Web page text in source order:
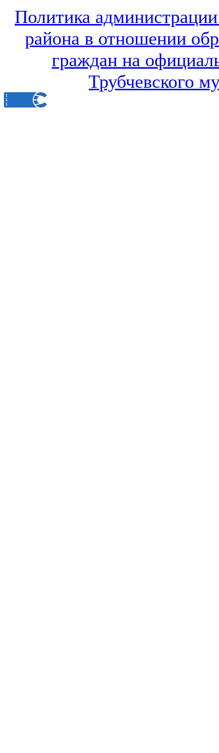
Политика
района в отношении
граждан на
Трубчевского